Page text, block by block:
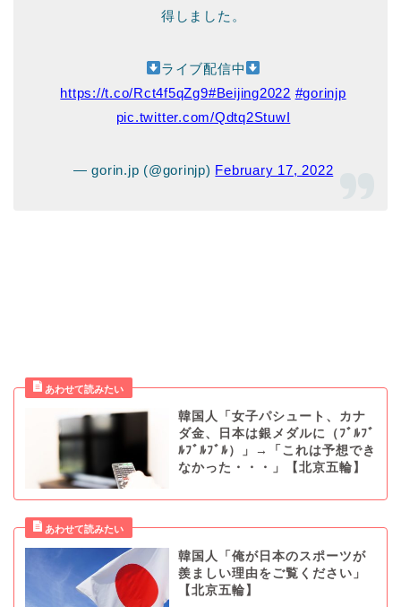
得しました。
ライブ配信中
https://t.co/Rct4f5qZg9#Beijing2022 #gorinjp
pic.twitter.com/Qdtq2StuwI
— gorin.jp (@gorinjp) February 17, 2022
韓国人「女子パシュート、カナ
ダ金、日本は銀メダルに（ﾌﾞﾙﾌﾞ
ﾙﾌﾞﾙﾌﾞﾙ）」→「これは予想でき
なかった・・・」【北京五輪】
韓国人「俺が日本のスポーツが
羨ましい理由をご覧ください」
【北京五輪】